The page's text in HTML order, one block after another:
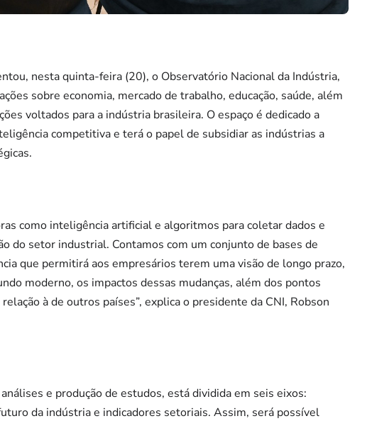
nesta quinta-feira (20), o Observatório Nacional da Indústria,
sobre economia, mercado de trabalho, educação, saúde, além
voltados para a indústria brasileira. O espaço é dedicado a
competitiva e terá o papel de subsidiar as indústrias a
como inteligência artificial e algoritmos para coletar dados e
do setor industrial. Contamos com um conjunto de bases de
que permitirá aos empresários terem uma visão de longo prazo,
moderno, os impactos dessas mudanças, além dos pontos
à de outros países”, explica o presidente da CNI, Robson
e produção de estudos, está dividida em seis eixos:
da indústria e indicadores setoriais. Assim, será possível